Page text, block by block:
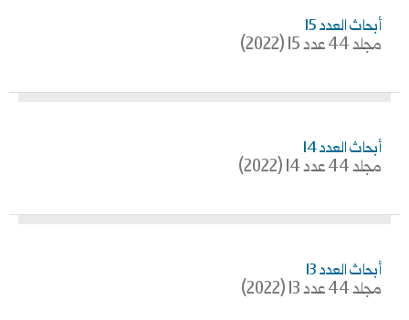
أبحاث العدد 15
مجلد 44 عدد 15 (2022)
أبحاث العدد 14
مجلد 44 عدد 14 (2022)
أبحاث العدد 13
مجلد 44 عدد 13 (2022)